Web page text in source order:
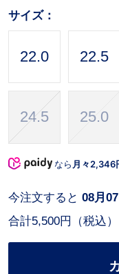
サイズ：
22.0 22.5
24.5 25.0
なら 月々2,346
合計5,500円（税込
今注文すると 08月07